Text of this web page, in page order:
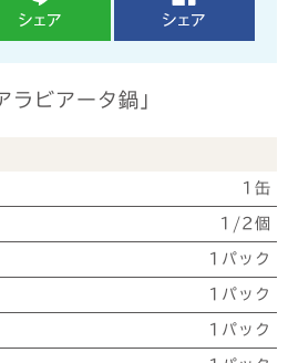
ラビアータ鍋」
1缶
1/2個
1パック
1パック
1パック